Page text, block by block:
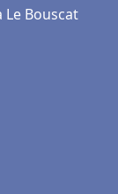
Bouscat